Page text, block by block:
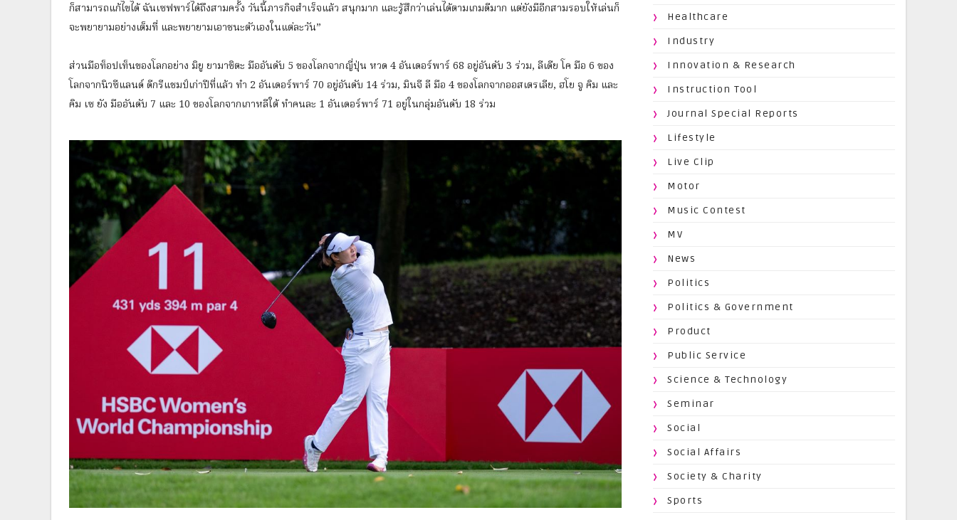
ก็สามารถแก้ไขได้ ฉันเซฟพาร์ได้ถึงสามครั้ง วันนี้ภารกิจสำเร็จแล้ว สนุกมาก และรู้สึกว่าเล่นได้ตามเกมดีมาก แต่ยังมีอีกสามรอบให้เล่นก็
จะพยายามอย่างเต็มที่ และพยายามเอาชนะตัวเองในแต่ละวัน”
ส่วนมือท็อปเท็นของโลกอย่าง มิยู ยามาชิตะ มืออันดับ 5 ของโลกจากญี่ปุ่น หวด 4 อันเดอร์พาร์ 68 อยู่อันดับ 3 ร่วม, ลีเดีย โค มือ 6 ของ
โลกจากนิวซีแลนด์ ดีกรีแชมป์เก่าปีที่แล้ว ทำ 2 อันเดอร์พาร์ 70 อยู่อันดับ 14 ร่วม, มินจี ลี มือ 4 ของโลกจากออสเตรเลีย, ฮโย จู คิม และ
คิม เซ ยัง มืออันดับ 7 และ 10 ของโลกจากเกาหลีใต้ ทำคนละ 1 อันเดอร์พาร์ 71 อยู่ในกลุ่มอันดับ 18 ร่วม
Healthcare
Industry
Innovation & Research
Instruction Tool
Journal Special Reports
Lifestyle
Live Clip
Motor
Music Contest
MV
News
Politics
Politics & Government
Product
Public Service
Science & Technology
Seminar
Social
Social Affairs
Society & Charity
Sports